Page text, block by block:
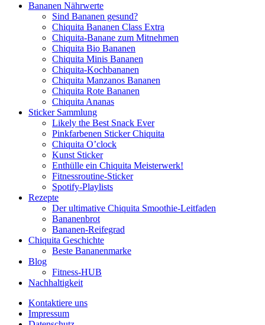
Bananen Nährwerte
Sind Bananen gesund?
Chiquita Bananen Class Extra
Chiquita-Banane zum Mitnehmen
Chiquita Bio Bananen
Chiquita Minis Bananen
Chiquita-Kochbananen
Chiquita Manzanos Bananen
Chiquita Rote Bananen
Chiquita Ananas
Sticker Sammlung
Likely the Best Snack Ever
Pinkfarbenen Sticker Chiquita
Chiquita O’clock
Kunst Sticker
Enthülle ein Chiquita Meisterwerk!
Fitnessroutine-Sticker
Spotify-Playlists
Rezepte
Der ultimative Chiquita Smoothie-Leitfaden
Bananenbrot
Bananen-Reifegrad
Chiquita Geschichte
Beste Bananenmarke
Blog
Fitness-HUB
Nachhaltigkeit
Kontaktiere uns
Impressum